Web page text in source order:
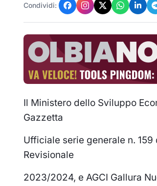
Condividi:
Il Ministero dello Sviluppo
Gazzetta
Ufficiale serie generale n.
Revisionale
2023/2024, e AGCI Gallura